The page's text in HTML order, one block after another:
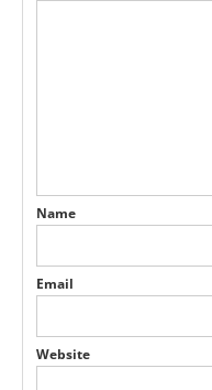
Name
Email
Website